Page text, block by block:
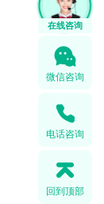
微信咨询
电话咨询
回到顶部